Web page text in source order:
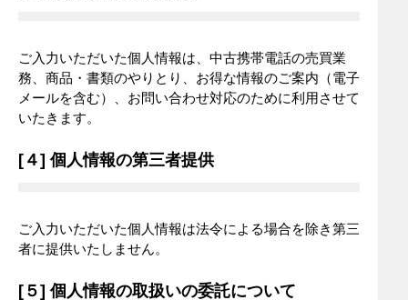
ご入力いただいた個人情報は、中古携帯電話の売買業
務、商品・書類のやりとり、お得な情報のご案内（電子
メールを含む）、お問い合わせ対応のために利用させて
いたきます。
[４] 個人情報の第三者提供
ご入力いただいた個人情報は法令による場合を除き第三
者に提供いたしません。
[５] 個人情報の取扱いの委託について